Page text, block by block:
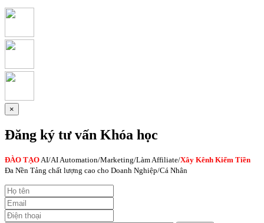
×
Đăng ký tư vấn Khóa học
ĐÀO TẠOAI/AI Automation/Marketing/Làm Affiliate/Xây Kênh Kiếm Tiền
Đa Nền Tảng chất lượng cao cho Doanh Nghiệp/Cá Nhân